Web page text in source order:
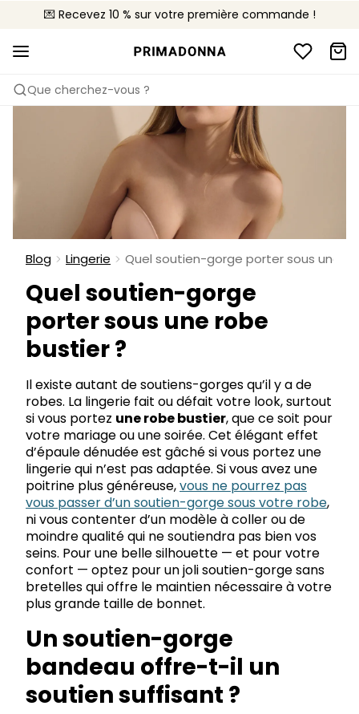
💌 Recevez 10 % sur votre première commande !
🚚 Livraison gratuite à partir de 90€
📦 Retours gratuits
Que cherchez-vous ?
Blog Lingerie Quel soutien-gorge porter sous une
Quel soutien-gorge
porter sous une robe
bustier ?
Il existe autant de soutiens-gorges qu’il y a de
robes. La lingerie fait ou défait votre look, surtout
si vous portez une robe bustier, que ce soit pour
votre mariage ou une soirée. Cet élégant effet
d’épaule dénudée est gâché si vous portez une
lingerie qui n’est pas adaptée. Si vous avez une
poitrine plus généreuse,vous ne pourrez pas
vous passer d’un soutien-gorge sous votre robe,
ni vous contenter d’un modèle à coller ou de
moindre qualité qui ne soutiendra pas bien vos
seins. Pour une belle silhouette — et pour votre
confort — optez pour un joli soutien-gorge sans
bretelles qui offre le maintien nécessaire à votre
plus grande taille de bonnet.
Un soutien-gorge
bandeau offre-t-il un
soutien suffisant ?